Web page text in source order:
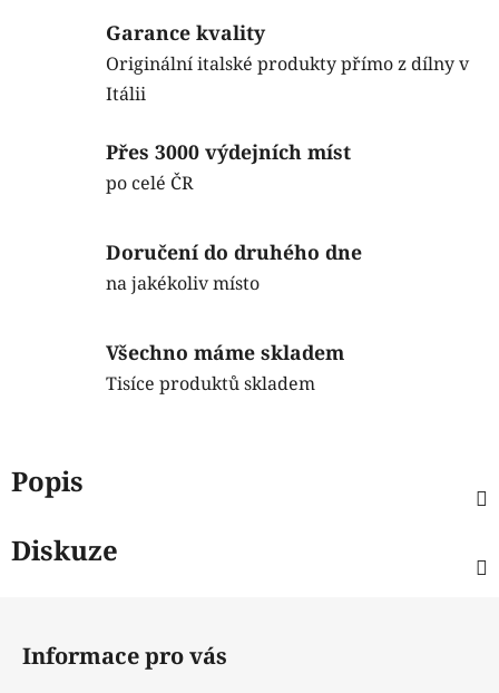
Garance kvality
Originální italské produkty přímo z dílny v
Itálii
Přes 3000 výdejních míst
po celé ČR
Doručení do druhého dne
na jakékoliv místo
Všechno máme skladem
Tisíce produktů skladem
Popis
Diskuze
Informace pro vás